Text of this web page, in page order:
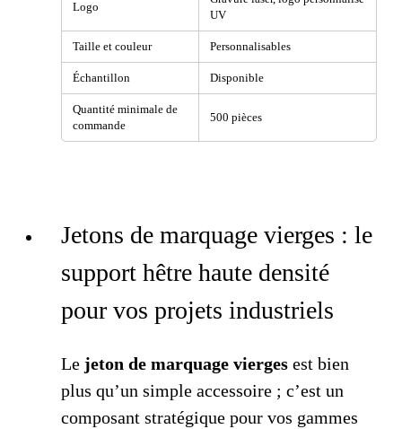
Logo
UV
Taille et couleur Personnalisables
Échantillon Disponible
Quantité minimale de
commande
500 pièces
Jetons de marquage vierges : le
support hêtre haute densité
pour vos projets industriels
Le jeton de marquage vierges est bien
plus qu’un simple accessoire ; c’est un
composant stratégique pour vos gammes